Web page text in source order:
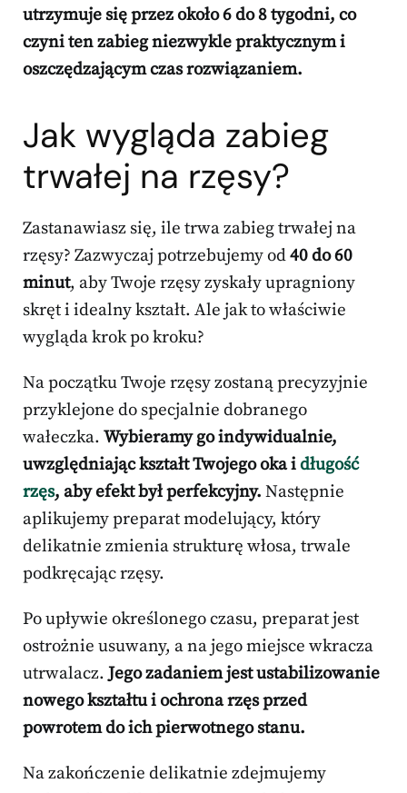
utrzymuje się przez około 6 do 8 tygodni, co
czyni ten zabieg niezwykle praktycznym i
oszczędzającym czas rozwiązaniem.
Jak wygląda zabieg
trwałej na rzęsy?
Zastanawiasz się, ile trwa zabieg trwałej na
rzęsy? Zazwyczaj potrzebujemy od40 do 60
minut, aby Twoje rzęsy zyskały upragniony
skręt i idealny kształt. Ale jak to właściwie
wygląda krok po kroku?
Na początku Twoje rzęsy zostaną precyzyjnie
przyklejone do specjalnie dobranego
wałeczka. Wybieramy go indywidualnie,
uwzględniając kształt Twojego oka idługość
rzęs, aby efekt był perfekcyjny. Następnie
aplikujemy preparat modelujący, który
delikatnie zmienia strukturę włosa, trwale
podkręcając rzęsy.
Po upływie określonego czasu, preparat jest
ostrożnie usuwany, a na jego miejsce wkracza
utrwalacz. Jego zadaniem jest ustabilizowanie
nowego kształtu i ochrona rzęs przed
powrotem do ich pierwotnego stanu.
Na zakończenie delikatnie zdejmujemy